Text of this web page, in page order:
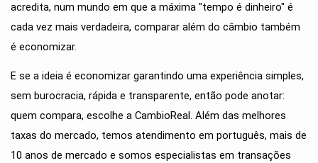
acredita, num mundo em que a máxima "tempo é dinheiro" é
cada vez mais verdadeira, comparar além do câmbio também
é economizar.
E se a ideia é economizar garantindo uma experiência simples,
sem burocracia, rápida e transparente, então pode anotar:
quem compara, escolhe a CambioReal. Além das melhores
taxas do mercado, temos atendimento em português, mais de
10 anos de mercado e somos especialistas em transações